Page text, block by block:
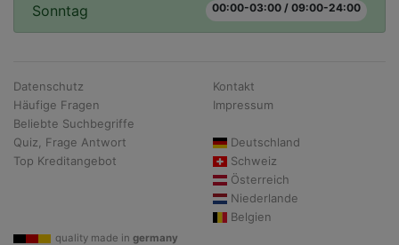
Sonntag 00:00-03:00 / 09:00-24:00
Datenschutz
Häufige Fragen
Beliebte Suchbegriffe
Quiz, Frage Antwort
Top Kreditangebot
Kontakt
Impressum
Deutschland
Schweiz
Österreich
Niederlande
Belgien
quality made in germany